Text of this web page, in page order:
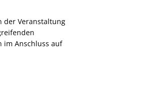
der Veranstaltung
im Anschluss auf